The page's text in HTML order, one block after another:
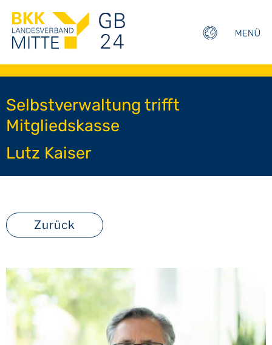
Selbstverwaltung trifft
Mitgliedskasse
Lutz Kaiser
Zurück